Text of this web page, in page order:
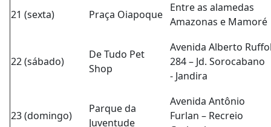
21 (sexta) Praça Oiapoque
Entre as alamedas
Amazonas e Mamoré
22 (sábado)
De Tudo Pet
Shop
Avenida Alberto
284 – Jd. Sorocabano
- Jandira
23 (domingo)
Parque da
Juventude
Avenida Antônio
Furlan – Recreio